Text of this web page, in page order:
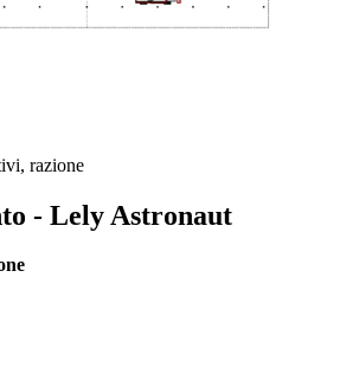
razione
- Lely Astronaut